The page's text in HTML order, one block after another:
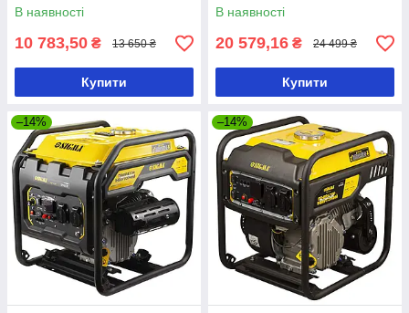
В наявності
10 783,50 ₴ 13 650 ₴
Купити
В наявності
20 579,16 ₴ 24 499 ₴
Купити
–14% –14%